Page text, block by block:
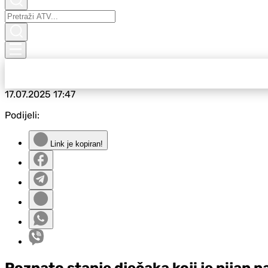
17.07.202517:47
Podijeli:
Link je kopiran!